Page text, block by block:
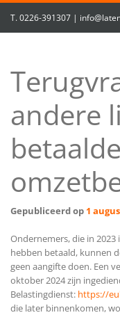
T.0226-391307 |
andere
betaalde
Gepubliceerd op 1
Ondernemers, die in
hebben betaald, kunnen
geen aangifte doen. Een
oktober 2024 zijn
Belastingdienst: https://
die later binnenkomen,